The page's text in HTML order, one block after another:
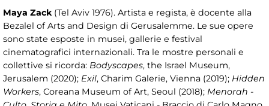
Maya Zack (Tel Aviv 1976). Artista e regista, è docente alla
Bezalel of Arts and Design di Gerusalemme. Le sue opere
sono state esposte in musei, gallerie e festival
cinematografici internazionali. Tra le mostre personali e
collettive si ricorda: Bodyscapes, the Israel Museum,
Jerusalem (2020); Exil, Charim Galerie, Vienna (2019); Hidden
Workers, Coreana Museum of Art, Seoul (2018); Menorah -